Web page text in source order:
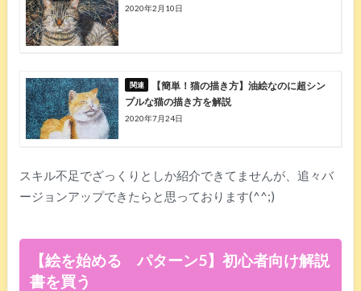
2020年2月10日
【簡単！猫の描き方】油絵なのに超シン
プルな猫の描き方を解説
2020年7月24日
スキル不足でざっくりとしか紹介できてませんが、追々バ
ージョンアップできたらと思っております(^^;)
【絵を始める パターン5】初心者向け解説
書を買う